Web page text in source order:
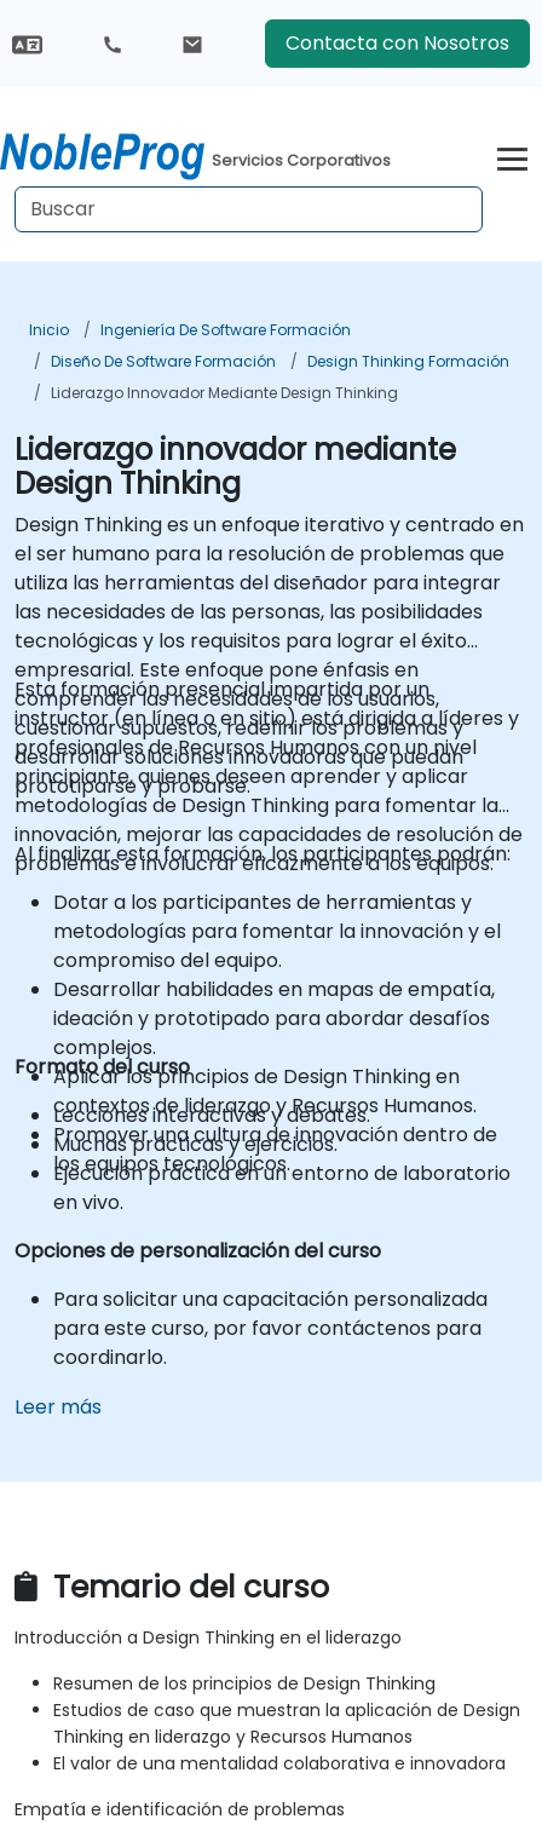
Contacta con Nosotros
Servicios Corporativos
Inicio
Ingeniería De Software Formación
Diseño De Software Formación
Design Thinking Formación
Liderazgo Innovador Mediante Design Thinking
Liderazgo innovador mediante
Design Thinking
Design Thinking es un enfoque iterativo y centrado en
el ser humano para la resolución de problemas que
utiliza las herramientas del diseñador para integrar
las necesidades de las personas, las posibilidades
tecnológicas y los requisitos para lograr el éxito
empresarial. Este enfoque pone énfasis en
comprender las necesidades de los usuarios,
cuestionar supuestos, redefinir los problemas y
desarrollar soluciones innovadoras que puedan
prototiparse y probarse.
Esta formación presencial impartida por un
instructor (en línea o en sitio) está dirigida a líderes y
profesionales de Recursos Humanos con un nivel
principiante, quienes deseen aprender y aplicar
metodologías de Design Thinking para fomentar la
innovación, mejorar las capacidades de resolución de
problemas e involucrar eficazmente a los equipos.
Al finalizar esta formación, los participantes podrán:
Dotar a los participantes de herramientas y
metodologías para fomentar la innovación y el
compromiso del equipo.
Desarrollar habilidades en mapas de empatía,
ideación y prototipado para abordar desafíos
complejos.
Aplicar los principios de Design Thinking en
contextos de liderazgo y Recursos Humanos.
Promover una cultura de innovación dentro de
los equipos tecnológicos.
Formato del curso
Lecciones interactivas y debates.
Muchas prácticas y ejercicios.
Ejecución práctica en un entorno de laboratorio
en vivo.
Opciones de personalización del curso
Para solicitar una capacitación personalizada
para este curso, por favor contáctenos para
coordinarlo.
Leer más
Temario del curso
Introducción a Design Thinking en el liderazgo
Resumen de los principios de Design Thinking
Estudios de caso que muestran la aplicación de Design
Thinking en liderazgo y Recursos Humanos
El valor de una mentalidad colaborativa e innovadora
Empatía e identificación de problemas